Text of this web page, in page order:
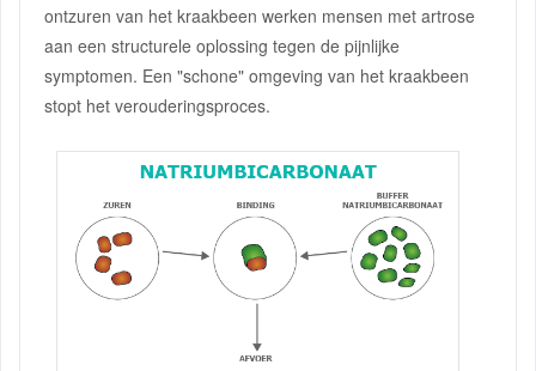
ontzuren van het kraakbeen werken mensen met artrose
aan een structurele oplossing tegen de pijnlijke
symptomen. Een "schone" omgeving van het kraakbeen
stopt het verouderingsproces.